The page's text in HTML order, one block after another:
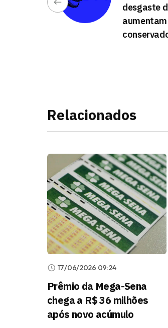
desgaste
Relacionados
17/06/2026 09:24
Prêmio da Mega-Sena
chega a R$ 36 milhões
após novo acúmulo